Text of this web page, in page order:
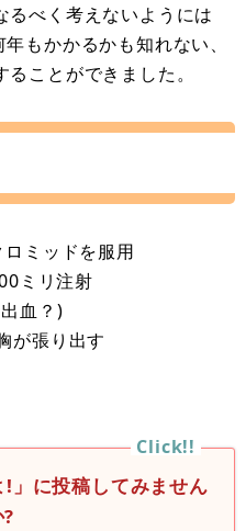
るべく考えないようには
もかかるかも知れない、
ことができました。
ミッドを服用
ミリ注射
血？)
が張り出す
」に投稿してみません